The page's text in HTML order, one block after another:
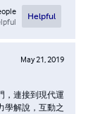
Helpful
May 21, 2019
，連接到現代運
學解說，互動之